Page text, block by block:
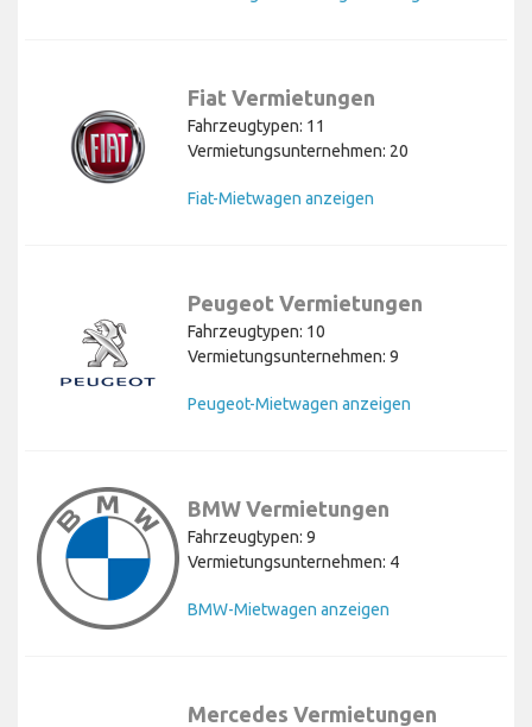
Fiat Vermietungen
Fahrzeugtypen: 11
Vermietungsunternehmen: 20
Fiat-Mietwagen anzeigen
Peugeot Vermietungen
Fahrzeugtypen: 10
Vermietungsunternehmen: 9
Peugeot-Mietwagen anzeigen
BMW Vermietungen
Fahrzeugtypen: 9
Vermietungsunternehmen: 4
BMW-Mietwagen anzeigen
Mercedes Vermietungen